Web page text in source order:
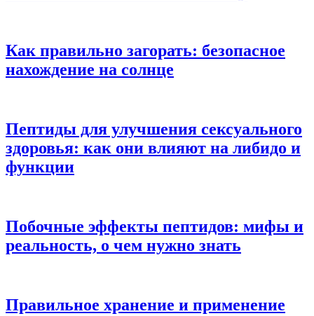
Как правильно загорать: безопасное
нахождение на солнце
Пептиды для улучшения сексуального
здоровья: как они влияют на либидо и
функции
Побочные эффекты пептидов: мифы и
реальность, о чем нужно знать
Правильное хранение и применение